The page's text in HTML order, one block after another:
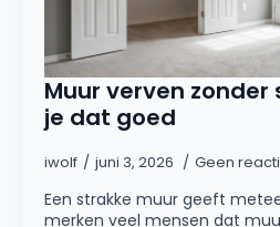
Muur verven zonder
je dat goed
iwolf juni 3, 2026 Geen
Een strakke muur geeft
merken veel mensen dat